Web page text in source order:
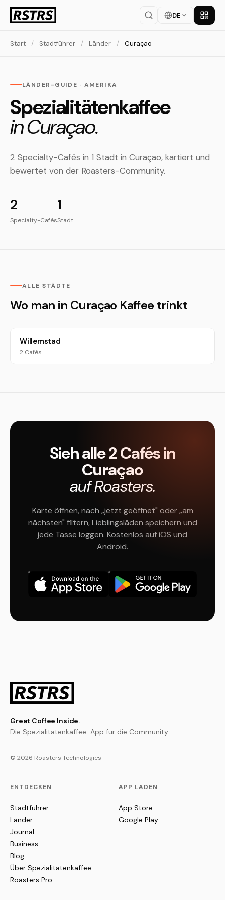
DE App
Start / Stadtführer / Länder / Curaçao
LÄNDER-GUIDE · AMERIKA
Spezialitätenkaffee
in Curaçao.
2 Specialty-Cafés in 1 Stadt in Curaçao, kartiert und
bewertet von der Roasters-Community.
2
Specialty-Cafés
1
Stadt
ALLE STÄDTE
Wo man in Curaçao Kaffee trinkt
Willemstad
2 Cafés
Sieh alle 2 Cafés in
Curaçao
auf Roasters.
Karte öffnen, nach „jetzt geöffnet" oder „am
nächsten" filtern, Lieblingsläden speichern und
jede Tasse loggen. Kostenlos auf iOS und
Android.
Great Coffee Inside.
Die Spezialitätenkaffee-App für die Community.
© 2026 Roasters Technologies
ENTDECKEN
Stadtführer
Länder
Journal
Business
Blog
Über Spezialitätenkaffee
Roasters Pro
APP LADEN
App Store
Google Play